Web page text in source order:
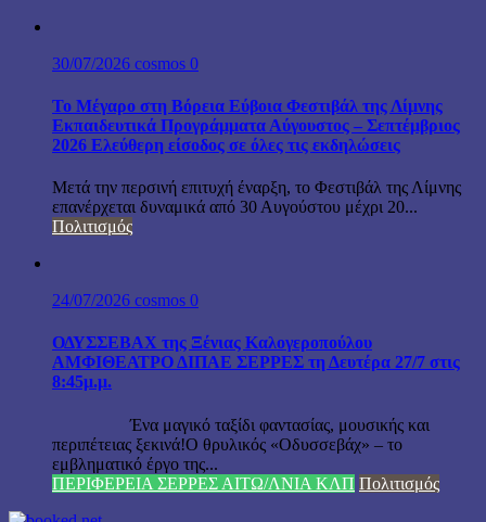
30/07/2026 cosmos 0
Το Μέγαρο στη Βόρεια Εύβοια Φεστιβάλ της Λίμνης
Εκπαιδευτικά Προγράμματα Αύγουστος – Σεπτέμβριος
2026 Ελεύθερη είσοδος σε όλες τις εκδηλώσεις
Μετά την περσινή επιτυχή έναρξη, το Φεστιβάλ της Λίμνης
επανέρχεται δυναμικά από 30 Αυγούστου μέχρι 20...
Πολιτισμός
24/07/2026 cosmos 0
ΟΔΥΣΣΕΒΑΧ της Ξένιας Καλογεροπούλου
ΑΜΦΙΘΕΑΤΡΟ ΔΙΠΑΕ ΣΕΡΡΕΣ τη Δευτέρα 27/7 στις
8:45μ.μ.
Ένα μαγικό ταξίδι φαντασίας, μουσικής και
περιπέτειας ξεκινά!Ο θρυλικός «Οδυσσεβάχ» – το
εμβληματικό έργο της...
ΠΕΡΙΦΕΡΕΙΑ ΣΕΡΡΕΣ ΑΙΤΩ/ΛΝΙΑ ΚΛΠ Πολιτισμός